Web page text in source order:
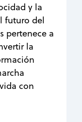
y la
futuro del
pertenece a
la
con